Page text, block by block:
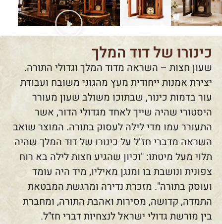
כינורו של דוד המלך
שעון חצות – השראה מדוד המלך וגדולי התורה.
יצירת אמנות ייחודית מעץ מהגוני משובח ועבודת
עור בדמות כינור, שבתוכו משולב שעון מעורר
היסטורי שהיה שייך לאחד מגדולי הדור, אשר
התעורר עמו מדי לילה לעסוק בתורה. המוצר שואב
השראה מדברי חז"ל על כינורו של דוד המלך שהיה
תלוי מעל מיטתו: "וכיון שהגיע חצות לילה בא רוח
צפונית ונושבת בו ומנגן מאיליו, מיד היה עומד
ועוסק בתורה". מזכרת נדירה ומרגשת המבטאת
התמדה, קדושה, מסירות ואהבת התורה, ומחברת
בין מורשת גדולי ישראל לנצחיות דברי חז"ל.